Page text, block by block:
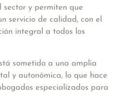
sector y permiten que
servicio de calidad, con el
integral a todos los
sometido a una amplia
y autonómica, lo que hace
especializados para